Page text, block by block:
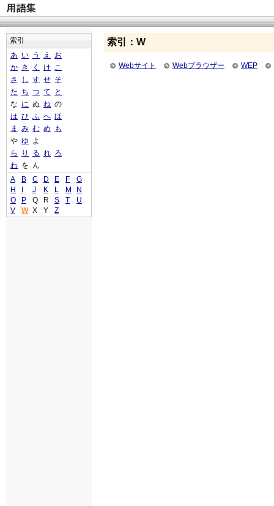
索引：W
Webサイト Webブラウザー WEP
索引
あ い う え
お
か き く け こ
さ
し す せ そ
た ち つ て
と
な に ぬ ね の
は ひ ふ へ ほ
ま
み む め
も
や ゆ よ
ら
り る れ ろ
わ を ん
A
B C D E F
G
H
J K L M
N
O
P Q R S T
U
V
W X Y Z